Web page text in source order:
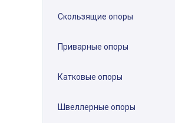
Скользящие опоры
Приварные опоры
Катковые опоры
Швеллерные опоры